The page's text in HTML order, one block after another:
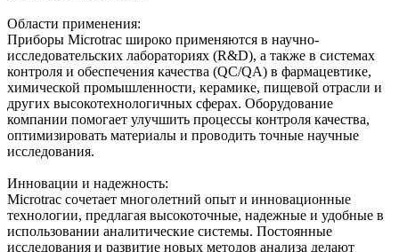
Области применения:
Приборы Microtrac широко применяются в научно-
исследовательских лабораториях (R&D), а также в системах
контроля и обеспечения качества (QC/QA) в фармацевтике,
химической промышленности, керамике, пищевой отрасли и
других высокотехнологичных сферах. Оборудование
компании помогает улучшить процессы контроля качества,
оптимизировать материалы и проводить точные научные
исследования.
Инновации и надежность:
Microtrac сочетает многолетний опыт и инновационные
технологии, предлагая высокоточные, надежные и удобные в
использовании аналитические системы. Постоянные
исследования и развитие новых методов анализа делают